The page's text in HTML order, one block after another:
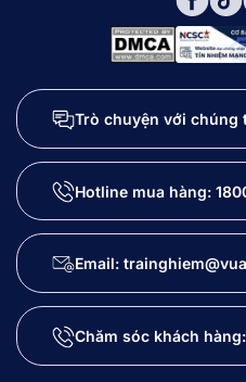
Trò chuyện với chúng
Hotline mua hàng:
Email:
Chăm sóc khách hàng: